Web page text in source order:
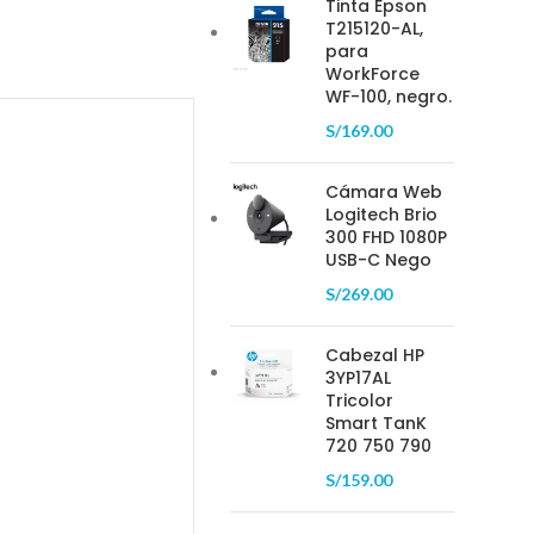
Tinta Epson
T215120-AL,
para
WorkForce
WF-100, negro.
S/169.00
Cámara Web
Logitech Brio
300 FHD 1080P
USB-C Nego
S/269.00
Cabezal HP
3YP17AL
Tricolor
Smart TanK
720 750 790
S/159.00